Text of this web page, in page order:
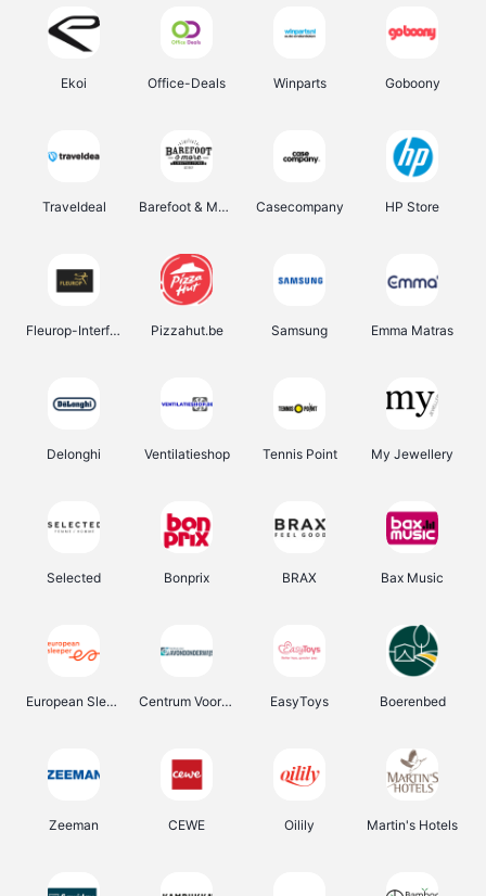
Ekoi Office-Deals Winparts Goboony
Traveldeal Barefoot & More Casecompany HP Store
Fleurop-Interflora Pizzahut.be Samsung Emma Matras
Delonghi Ventilatieshop Tennis Point My Jewellery
Selected Bonprix BRAX Bax Music
European Sleeper Centrum Voor Avondonderwijs EasyToys Boerenbed
Zeeman CEWE Oilily Martin's Hotels